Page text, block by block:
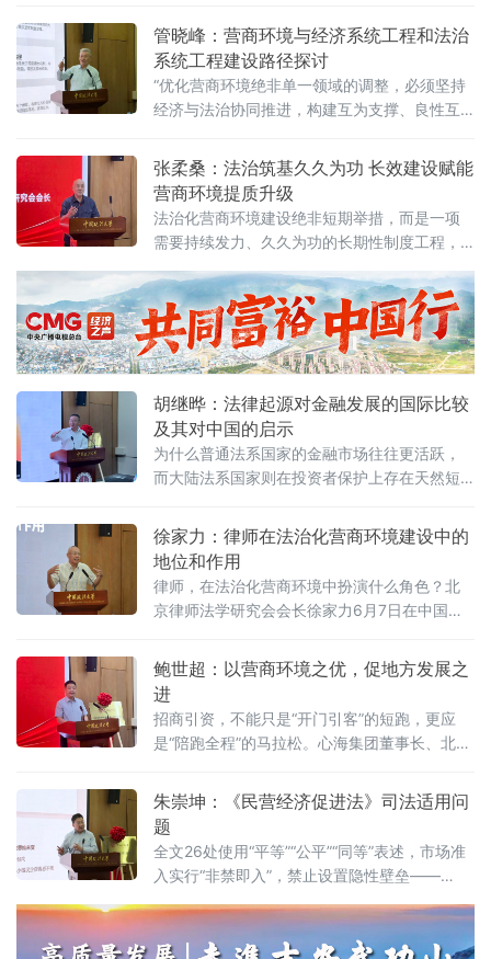
营商环境建设与数字金融研究中心揭牌仪式上
作出上述表示。他指出，《公平竞争审查条
例》施行后，各地招商引资的竞争焦点已从“拼
政策洼地”转向“拼服务高地”“拼法治高地”，长期
稳定、高效透明的法治环境与公共服务成为吸
管晓峰：营商环境与经济系统工程和法治
系统工程建设路径探讨
“优化营商环境绝非单一领域的调整，必须坚持
经济与法治协同推进，构建互为支撑、良性互
教授管晓峰6月7日在中国政法大学法治化营商
环境建设与数字金融研究中心揭牌仪式上作出
上述表示。他在题为《营商环境与经济、法治
系统工程建设路径探讨》的主题演讲中，系统
阐述以系统工程思维推进营商环境建设的理论
框架与实践路径。管晓峰从市场发展环境问
张柔桑：法治筑基久久为功 长效建设赋能
营商环境提质升级
法治化营商环境建设绝非短期举措，而是一项
需要持续发力、久久为功的长期性制度工程，
展的根本路径。
胡继晔：法律起源对金融发展的国际比较
及其对中国的启示
为什么普通法系国家的金融市场往往更活跃，
而大陆法系国家则在投资者保护上存在天然短
长背后是否隐藏着法治短板？中国政法大学商
学院教授、法治化营商环境建设与数字金融研
究课题组组长胡继晔6月7日在该校研究中心揭
牌仪式既同期举办的“法治筑基、商业有序——
地方政府促进招商引资和高质量发展路径”法治
以
徐家力：律师在法治化营商环境建设中的
地位和作用
律师，在法治化营商环境中扮演什么角色？北
京律师法学研究会会长徐家力6月7日在中国政
心揭牌仪式既同期举办的“法治筑基、商业有序
——地方政府促进招商引资和高质量发展路
径”法治化营商环境建设（公益）大讲堂2026首
期活动上给出明确答案：律师不仅是法律的实
践者，更是连接政府、市场与司法的法治纽
法治化水
鲍世超：以营商环境之优，促地方发展之
进
招商引资，不能只是“开门引客”的短跑，更应
是“陪跑全程”的马拉松。心海集团董事长、北京
行会长鲍世超6月7日在中国政法大学法治化营
商环境建设与数字金融研究中心揭牌仪式既同
期举办的“法治筑基、商业有序——地方政府促
进招商引资和高质量发展路径”法治化营商环境
建设（公益）大讲堂2026首期活动上，以企业
家视角道出法治化营商环境的真谛：“一个
朱崇坤：《民营经济促进法》司法适用问
题
全文26处使用“平等”“公平”“同等”表述，市场准
入实行“非禁即入”，禁止设置隐性壁垒——
经济促进法》被寄予厚望。然而，北京企业法
治与发展研究会副会长朱崇坤6月7日在中国政